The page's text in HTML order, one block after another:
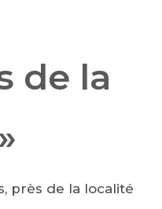
de la
près de la localité